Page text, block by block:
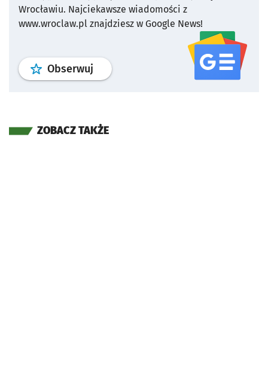
Wrocławiu. Najciekawsze wiadomości z
www.wroclaw.pl znajdziesz w Google News!
Obserwuj profil serwisu
ZOBACZ TAKŻE